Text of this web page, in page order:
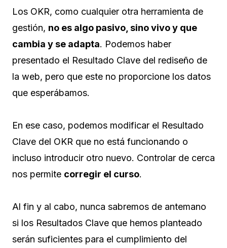
Los OKR, como cualquier otra herramienta de
gestión, no es algo pasivo, sino vivo y que
cambia y se adapta. Podemos haber
presentado el Resultado Clave del rediseño de
la web, pero que este no proporcione los datos
que esperábamos.
En ese caso, podemos modificar el Resultado
Clave del OKR que no está funcionando o
incluso introducir otro nuevo. Controlar de cerca
nos permite corregir el curso.
Al fin y al cabo, nunca sabremos de antemano
si los Resultados Clave que hemos planteado
serán suficientes para el cumplimiento del